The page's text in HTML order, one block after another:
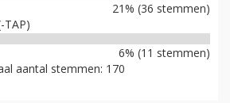
21% (36 stemmen)
TAP)
6% (11 stemmen)
aantal stemmen: 170